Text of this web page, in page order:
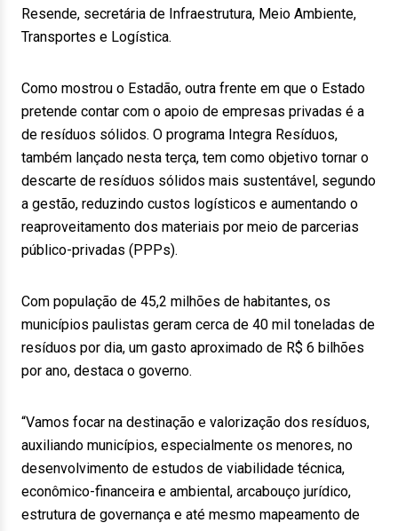
Resende, secretária de Infraestrutura, Meio Ambiente,
Transportes e Logística.
Como mostrou o Estadão, outra frente em que o Estado
pretende contar com o apoio de empresas privadas é a
de resíduos sólidos. O programa Integra Resíduos,
também lançado nesta terça, tem como objetivo tornar o
descarte de resíduos sólidos mais sustentável, segundo
a gestão, reduzindo custos logísticos e aumentando o
reaproveitamento dos materiais por meio de parcerias
público-privadas (PPPs).
Com população de 45,2 milhões de habitantes, os
municípios paulistas geram cerca de 40 mil toneladas de
resíduos por dia, um gasto aproximado de R$ 6 bilhões
por ano, destaca o governo.
“Vamos focar na destinação e valorização dos resíduos,
auxiliando municípios, especialmente os menores, no
desenvolvimento de estudos de viabilidade técnica,
econômico-financeira e ambiental, arcabouço jurídico,
estrutura de governança e até mesmo mapeamento de